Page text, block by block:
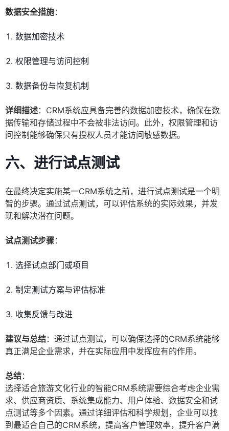
数据安全措施：
数据加密技术
权限管理与访问控制
数据备份与恢复机制
详细描述：CRM系统应具备完善的数据加密技术，确保在数
据传输和存储过程中不会被非法访问。此外，权限管理和访
问控制能够确保只有授权人员才能访问敏感数据。
六、进行试点测试
在最终决定实施某一CRM系统之前，进行试点测试是一个明
智的步骤。通过试点测试，可以评估系统的实际效果，并发
现和解决潜在问题。
试点测试步骤：
选择试点部门或项目
制定测试方案与评估标准
收集反馈与改进
建议与总结：通过试点测试，可以确保选择的CRM系统能够
真正满足企业需求，并在实际应用中发挥应有的作用。
总结：
选择适合旅游文化行业的智能CRM系统需要综合考虑企业需
求、供应商资质、系统集成能力、用户体验、数据安全和试
点测试等多个因素。通过详细评估和科学规划，企业可以找
到最适合自己的CRM系统，提高客户管理效率，提升客户满